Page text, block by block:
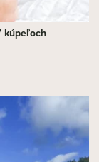
kúpeľoch